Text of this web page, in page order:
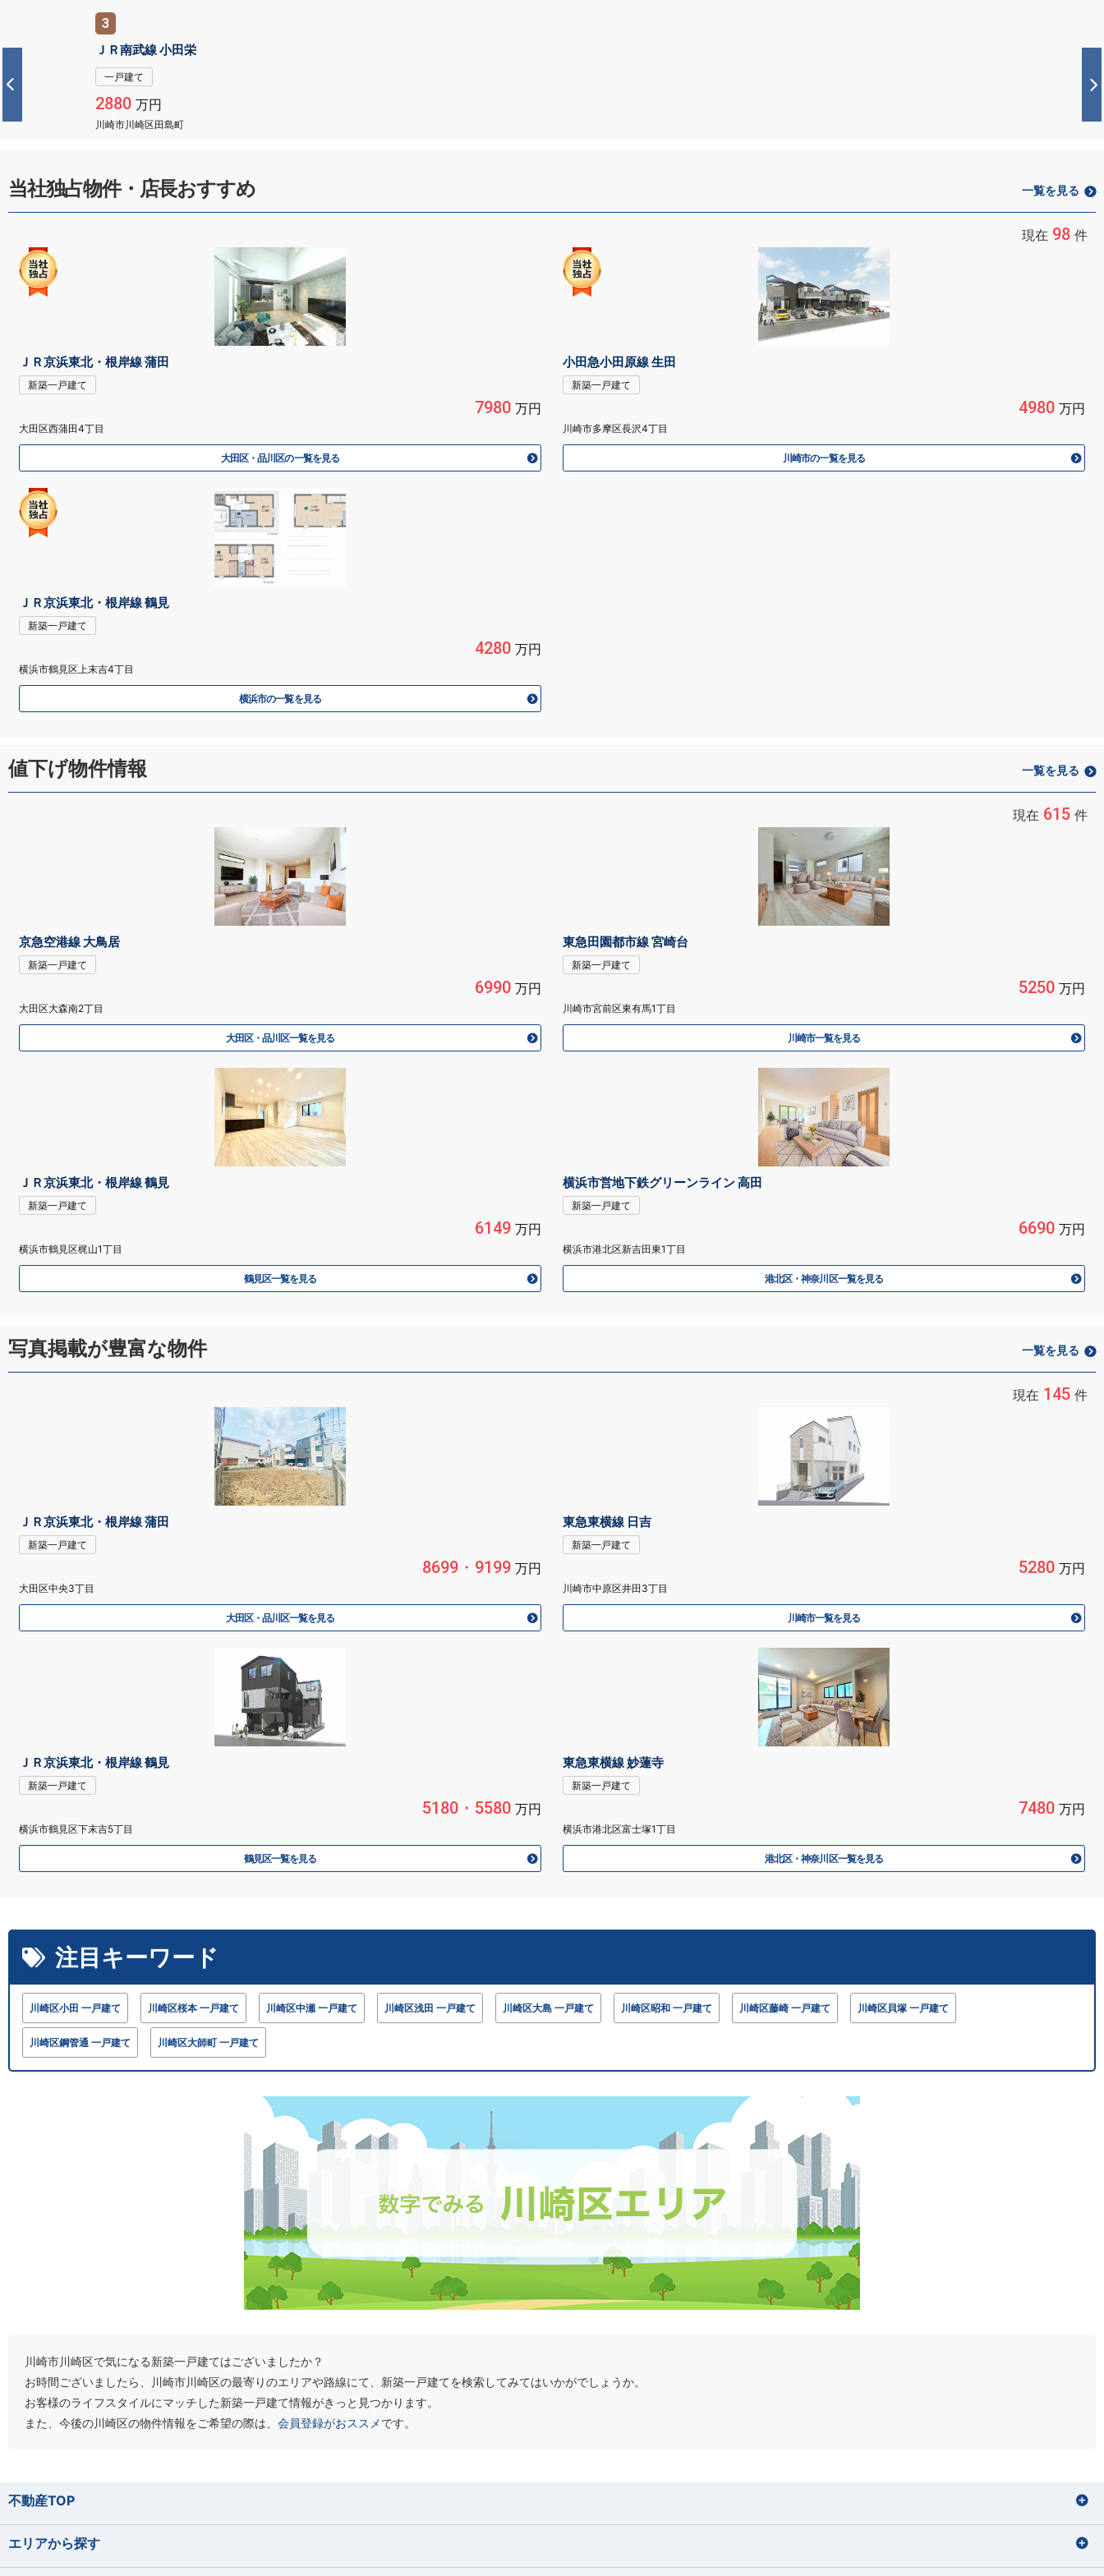
3
ＪＲ南武線 小田栄
一戸建て
2880万円
川崎市川崎区田島町
当社独占物件・店長おすすめ 一覧を見る
現在 98 件
ＪＲ京浜東北・根岸線 蒲田
新築一戸建て
7980万円
大田区西蒲田4丁目
大田区・品川区の一覧を見る
小田急小田原線 生田
新築一戸建て
4980万円
川崎市多摩区長沢4丁目
川崎市の一覧を見る
ＪＲ京浜東北・根岸線 鶴見
新築一戸建て
4280万円
横浜市鶴見区上末吉4丁目
横浜市の一覧を見る
値下げ物件情報 一覧を見る
現在 615 件
京急空港線 大鳥居
新築一戸建て
6990万円
大田区大森南2丁目
大田区・品川区一覧を見る
東急田園都市線 宮崎台
新築一戸建て
5250万円
川崎市宮前区東有馬1丁目
川崎市一覧を見る
ＪＲ京浜東北・根岸線 鶴見
新築一戸建て
6149万円
横浜市鶴見区梶山1丁目
鶴見区一覧を見る
横浜市営地下鉄グリーンライン 高田
新築一戸建て
6690万円
横浜市港北区新吉田東1丁目
港北区・神奈川区一覧を見る
写真掲載が豊富な物件 一覧を見る
現在 145 件
ＪＲ京浜東北・根岸線 蒲田
新築一戸建て
8699・9199万円
大田区中央3丁目
大田区・品川区一覧を見る
東急東横線 日吉
新築一戸建て
5280万円
川崎市中原区井田3丁目
川崎市一覧を見る
ＪＲ京浜東北・根岸線 鶴見
新築一戸建て
5180・5580万円
横浜市鶴見区下末吉5丁目
鶴見区一覧を見る
東急東横線 妙蓮寺
新築一戸建て
7480万円
横浜市港北区富士塚1丁目
港北区・神奈川区一覧を見る
注目キーワード
川崎区小田 一戸建て 川崎区桜本 一戸建て 川崎区中瀬 一戸建て 川崎区浅田 一戸建て 川崎区大島 一戸建て 川崎区昭和 一戸建て 川崎区藤崎 一戸建て 川崎区貝塚 一戸建て
川崎区鋼管通 一戸建て 川崎区大師町 一戸建て
川崎市川崎区で気になる新築一戸建てはございましたか？
お時間ございましたら、川崎市川崎区の最寄りのエリアや路線にて、新築一戸建てを検索してみてはいかがでしょうか。
お客様のライフスタイルにマッチした新築一戸建て情報がきっと見つかります。
また、今後の川崎区の物件情報をご希望の際は、 会員登録がおススメです。
不動産TOP
エリアから探す